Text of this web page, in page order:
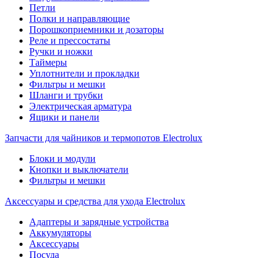
Петли
Полки и направляющие
Порошкоприемники и дозаторы
Реле и прессостаты
Ручки и ножки
Таймеры
Уплотнители и прокладки
Фильтры и мешки
Шланги и трубки
Электрическая арматура
Ящики и панели
Запчасти для чайников и термопотов Electrolux
Блоки и модули
Кнопки и выключатели
Фильтры и мешки
Аксессуары и средства для ухода Electrolux
Адаптеры и зарядные устройства
Аккумуляторы
Аксессуары
Посуда